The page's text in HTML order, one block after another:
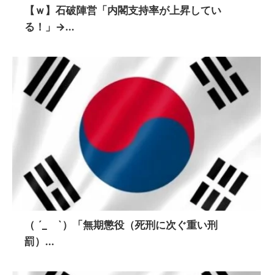
【ｗ】石破陣営「内閣支持率が上昇してい
る！」→...
（ ´_ゝ`）「無期懲役（死刑に次ぐ重い刑
罰）...